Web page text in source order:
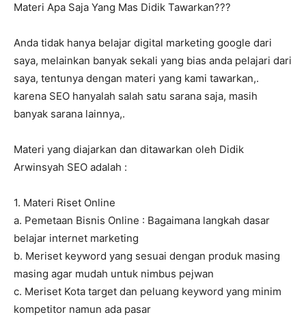
Materi Apa Saja Yang Mas Didik Tawarkan???
Anda tidak hanya belajar digital marketing google dari
saya, melainkan banyak sekali yang bias anda pelajari dari
saya, tentunya dengan materi yang kami tawarkan,.
karena SEO hanyalah salah satu sarana saja, masih
banyak sarana lainnya,.
Materi yang diajarkan dan ditawarkan oleh Didik
Arwinsyah SEO adalah :
1. Materi Riset Online
a. Pemetaan Bisnis Online : Bagaimana langkah dasar
belajar internet marketing
b. Meriset keyword yang sesuai dengan produk masing
masing agar mudah untuk nimbus pejwan
c. Meriset Kota target dan peluang keyword yang minim
kompetitor namun ada pasar